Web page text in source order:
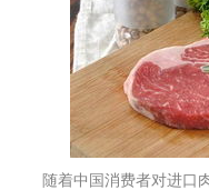
随着中国消费者对进口